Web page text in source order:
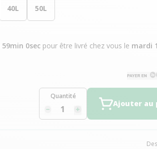
40L 50L
58min 59secpour être livré chez vousle
Quantité